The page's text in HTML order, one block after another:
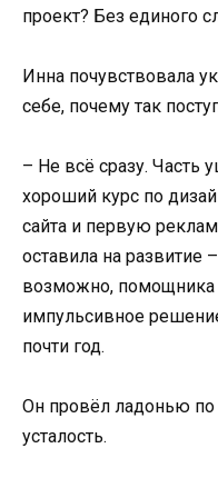
проект? Без единого
Инна почувствовала
себе, почему так
– Не всё сразу. Часть
хороший курс по
сайта и первую
оставила на развитие
возможно,
импульсивное
почти год.
Он провёл ладонью по
усталость.